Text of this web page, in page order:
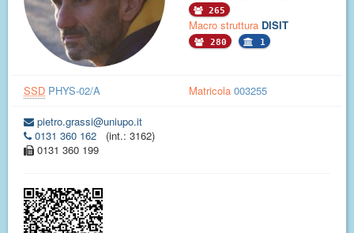
265
Macro struttura DISIT
280 1
SSD PHYS-02/A Matricola 003255
pietro.grassi@uniupo.it
0131 360 162
(int.: 3162)
0131 360 199